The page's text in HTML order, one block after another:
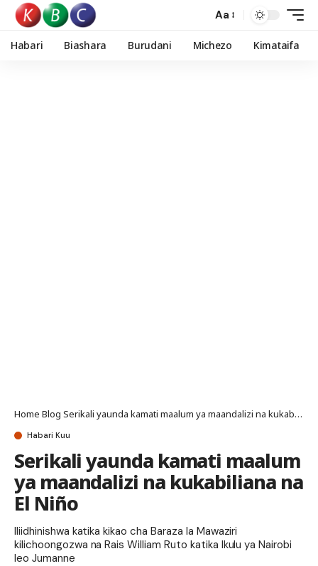
Aa
Habari Biashara Burudani Michezo Kimataifa
Home Blog Serikali yaunda kamati maalum ya maandalizi na kukabiliana na El Niño
Habari Kuu
Serikali yaunda kamati maalum
ya maandalizi na kukabiliana na
El Niño
Iliidhinishwa katika kikao cha Baraza la Mawaziri
kilichoongozwa na Rais William Ruto katika Ikulu ya Nairobi
leo Jumanne